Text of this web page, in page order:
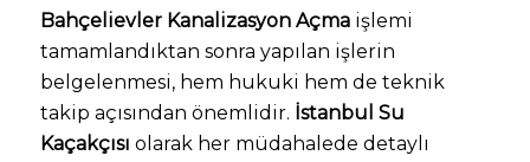
Bahçelievler Kanalizasyon Açmaişlemi
tamamlandıktan sonra yapılan işlerin
belgelenmesi, hem hukuki hem de teknik
takip açısından önemlidir. İstanbul Su
Kaçakçısı olarak her müdahalede detaylı